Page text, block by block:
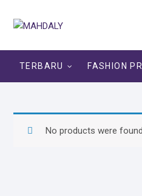
TERBARU FASHION
No products were